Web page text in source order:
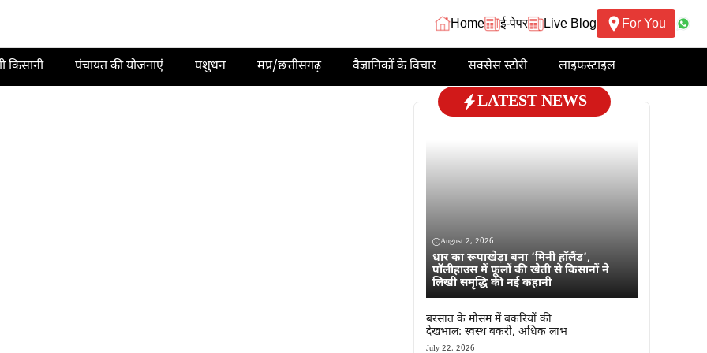
Home ई-पेपर Live Blog For You
किसानी पंचायत की योजनाएं पशुधन मप्र/छत्तीसगढ़ वैज्ञानिकों के विचार सक्सेस स्टोरी लाइफस्टाइल
LATEST NEWS
August 2, 2026
धार का रूपाखेड़ा बना ‘मिनी हॉलैंड’,
पॉलीहाउस में फूलों की खेती से किसानों ने
लिखी समृद्धि की नई कहानी
बरसात के मौसम में बकरियों की
देखभाल: स्वस्थ बकरी, अधिक लाभ
July 22, 2026